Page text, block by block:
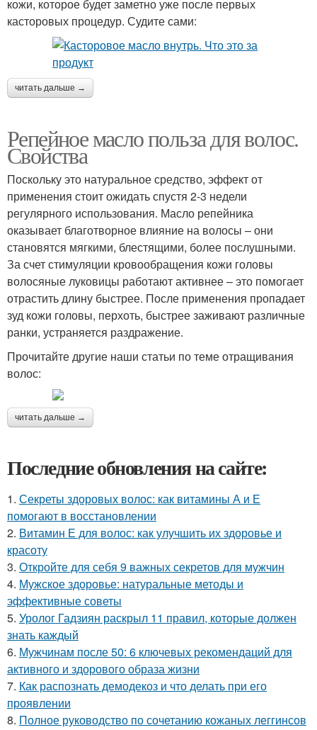
кожи, которое будет заметно уже после первых
касторовых процедур. Судите сами:
читать дальше →
Репейное масло польза для волос.
Свойства
Поскольку это натуральное средство, эффект от
применения стоит ожидать спустя 2-3 недели
регулярного использования. Масло репейника
оказывает благотворное влияние на волосы – они
становятся мягкими, блестящими, более послушными.
За счет стимуляции кровообращения кожи головы
волосяные луковицы работают активнее – это помогает
отрастить длину быстрее. После применения пропадает
зуд кожи головы, перхоть, быстрее заживают различные
ранки, устраняется раздражение.
Прочитайте другие наши статьи по теме отращивания
волос:
читать дальше →
Последние обновления на сайте:
1. Секреты здоровых волос: как витамины А и Е
помогают в восстановлении
2. Витамин Е для волос: как улучшить их здоровье и
красоту
3. Откройте для себя 9 важных секретов для мужчин
4. Мужское здоровье: натуральные методы и
эффективные советы
5. Уролог Гадзиян раскрыл 11 правил, которые должен
знать каждый
6. Мужчинам после 50: 6 ключевых рекомендаций для
активного и здорового образа жизни
7. Как распознать демодекоз и что делать при его
проявлении
8. Полное руководство по сочетанию кожаных леггинсов